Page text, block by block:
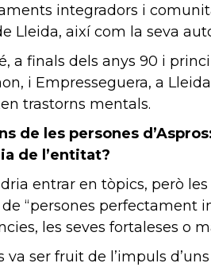
integradors i
Lleida, així com la seva
a finals dels anys 90 i
i Empresseguera, a
trastorns mentals.
de les persones
de l’entitat?
entrar en tòpics, però
“persones perfectament
les seves fortaleses o
va ser fruit de l’impuls